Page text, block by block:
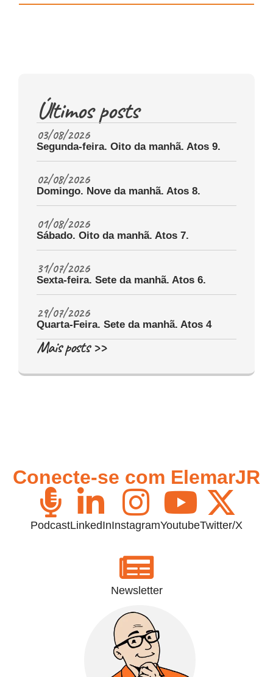
Últimos posts
03/08/2026
Segunda-feira. Oito da manhã. Atos 9.
02/08/2026
Domingo. Nove da manhã. Atos 8.
01/08/2026
Sábado. Oito da manhã. Atos 7.
31/07/2026
Sexta-feira. Sete da manhã. Atos 6.
29/07/2026
Quarta-Feira. Sete da manhã. Atos 4
Mais posts >>
Conecte-se com ElemarJR
PodcastLinkedInInstagramYoutubeTwitter/X
Newsletter